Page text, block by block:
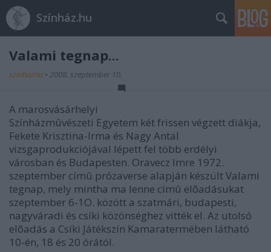
Színház.hu
Valami tegnap...
szinhazhu • 2008. szeptember 10.
A marosvásárhelyi
Színházmûvészeti Egyetem két frissen végzett diákja,
Fekete Krisztina-Irma és Nagy Antal
vizsgaprodukciójával lépett fel több erdélyi
városban és Budapesten. Oravecz Imre 1972.
szeptember címû prózaverse alapján készült Valami
tegnap, mely mintha ma lenne címû elõadásukat
szeptember 6-1O. között a szatmári, budapesti,
nagyváradi és csíki közönséghez vitték el. Az utolsó
elõadás a Csíki Játékszín Kamaratermében látható
10-én, 18 és 20 órától.